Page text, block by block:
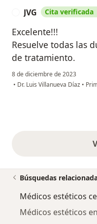
JVG Cita verificada
Excelente!!!
Resuelve todas las
de tratamiento.
8 de diciembre de 2023
• Dr. Luis Villanueva Díaz •
Búsquedas
Médicos estéticos
Médicos estéticos